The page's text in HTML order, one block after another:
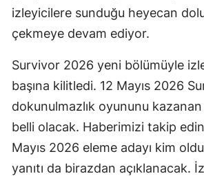
izleyicilere sunduğu heyecan
çekmeye devam ediyor.
Survivor 2026 yeni bölümüyle
başına kilitledi. 12 Mayıs 2026
dokunulmazlık oyununu
belli olacak. Haberimizi takip
Mayıs 2026 eleme adayı kim
yanıtı da birazdan açıklanacak.